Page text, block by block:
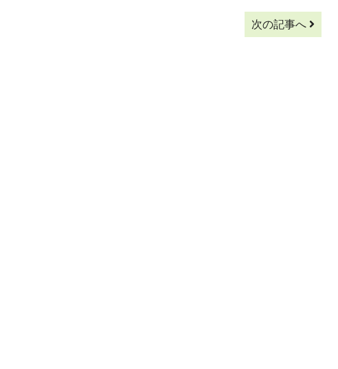
次の記事へ